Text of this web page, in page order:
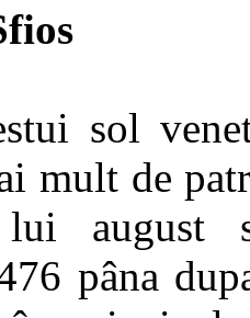
sol
mult de
august
pâna